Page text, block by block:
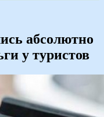
абсолютно
у туристов